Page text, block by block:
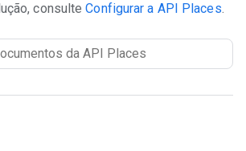
consulteConfigurar a API Places.